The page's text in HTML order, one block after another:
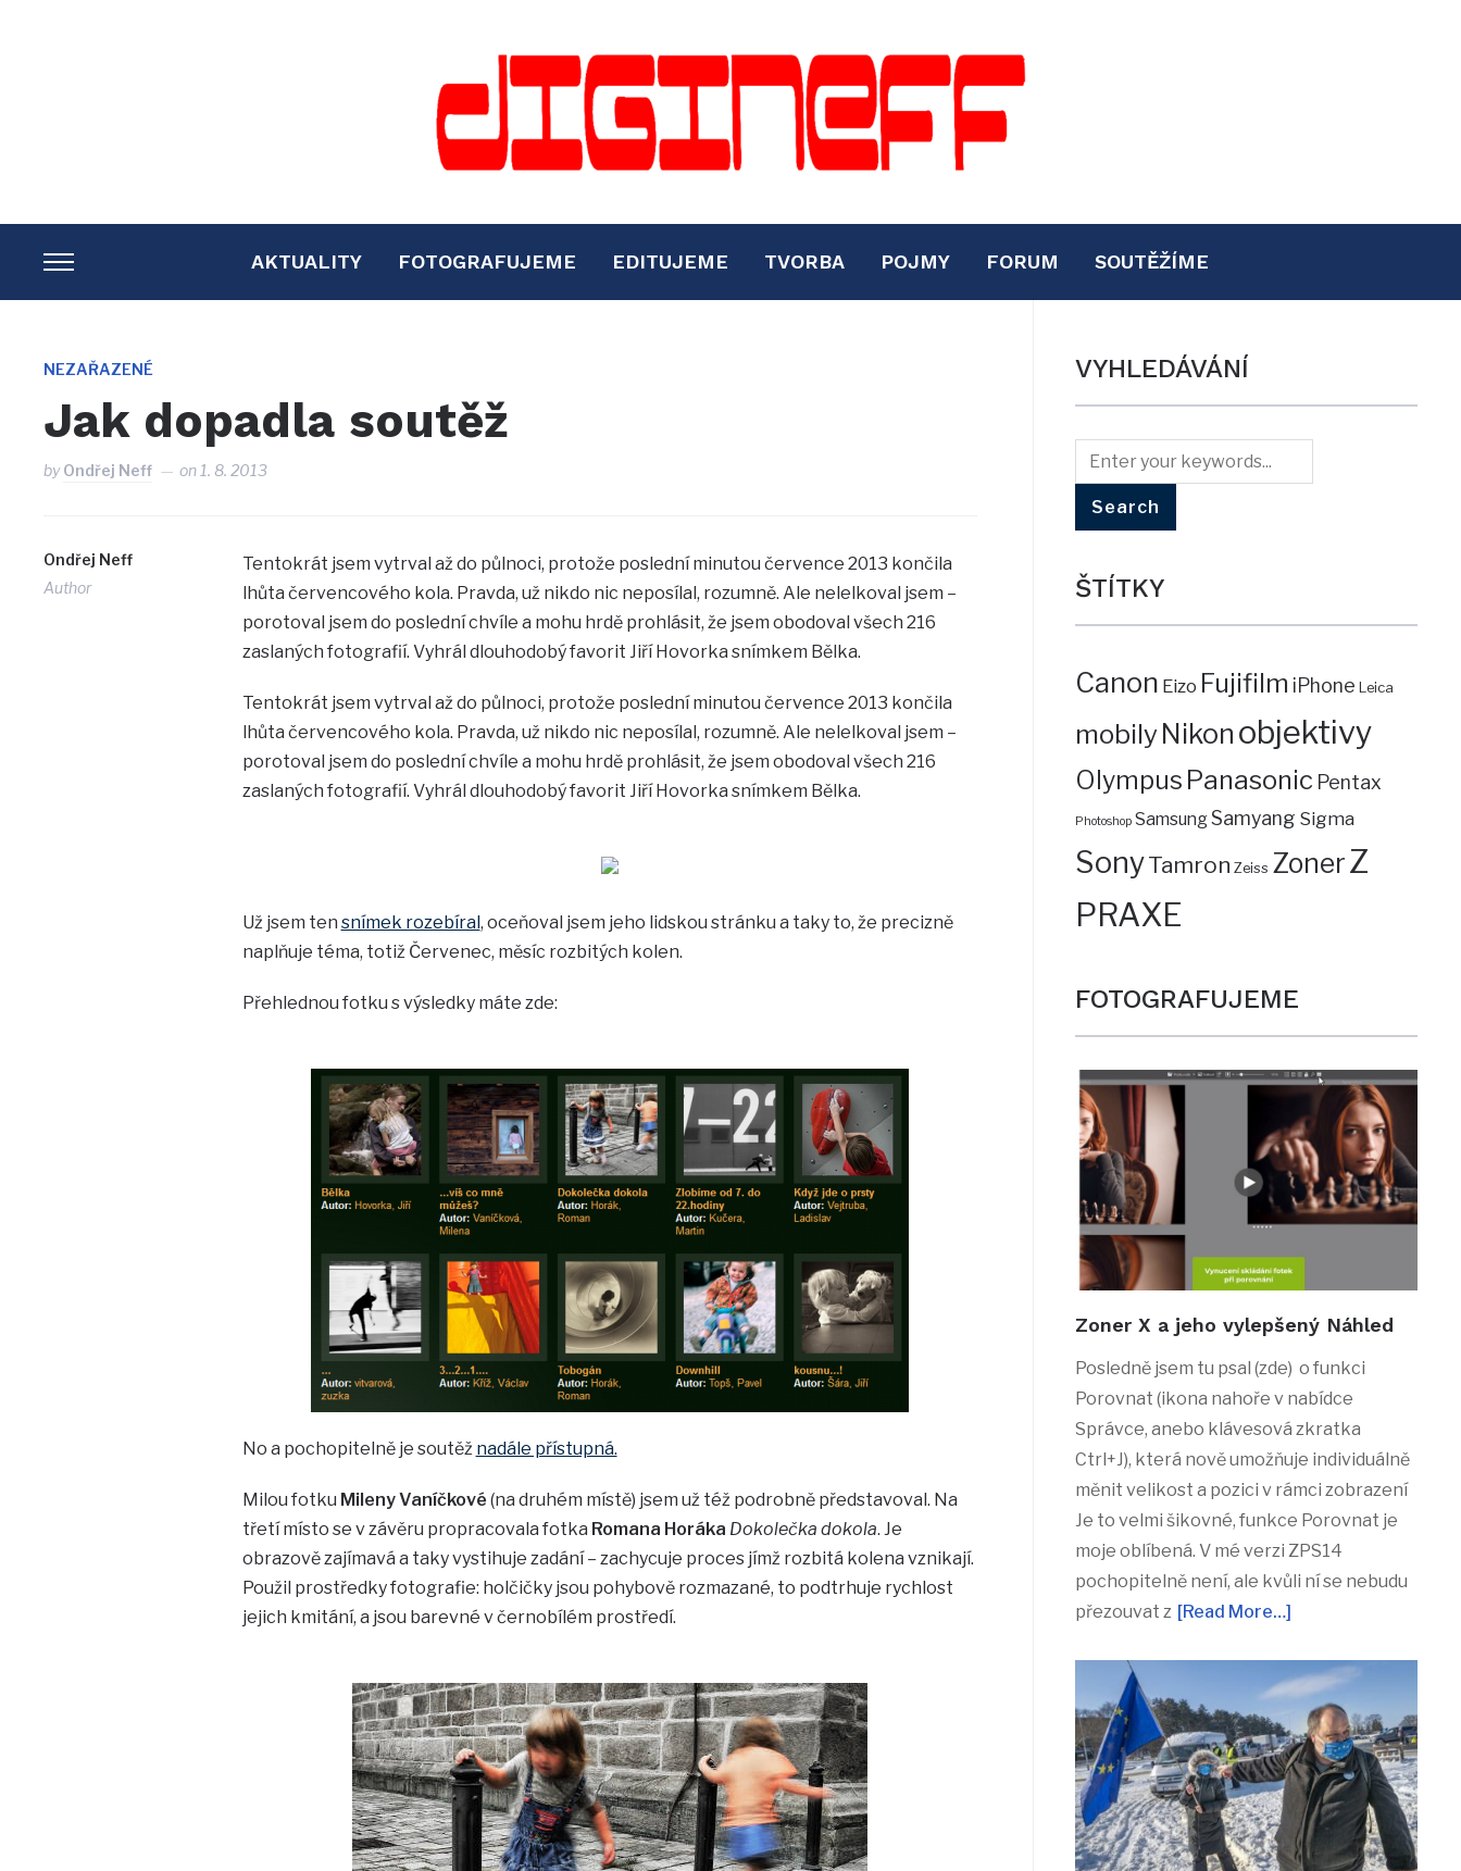
TOGGLE
SIDEBAR
NAVIGATION
AKTUALITY FOTOGRAFUJEME EDITUJEME TVORBA POJMY FORUM SOUTĚŽÍME
NEZAŘAZENÉ
Jak dopadla soutěž
byOndřej Neff on 1. 8. 2013
Ondřej Neff
Author
Tentokrát jsem vytrval až do půlnoci, protože poslední minutou července 2013 končila
lhůta červencového kola. Pravda, už nikdo nic neposílal, rozumně. Ale nelelkoval jsem –
porotoval jsem do poslední chvíle a mohu hrdě prohlásit, že jsem obodoval všech 216
zaslaných fotografií. Vyhrál dlouhodobý favorit Jiří Hovorka snímkem Bělka.
Tentokrát jsem vytrval až do půlnoci, protože poslední minutou července 2013 končila
lhůta červencového kola. Pravda, už nikdo nic neposílal, rozumně. Ale nelelkoval jsem –
porotoval jsem do poslední chvíle a mohu hrdě prohlásit, že jsem obodoval všech 216
zaslaných fotografií. Vyhrál dlouhodobý favorit Jiří Hovorka snímkem Bělka.
Už jsem ten snímek rozebíral, oceňoval jsem jeho lidskou stránku a taky to, že precizně
naplňuje téma, totiž Červenec, měsíc rozbitých kolen.
Přehlednou fotku s výsledky máte zde:
No a pochopitelně je soutěž nadále přístupná.
Milou fotku Mileny Vaníčkové (na druhém místě) jsem už též podrobně představoval. Na
třetí místo se v závěru propracovala fotka Romana Horáka Dokolečka dokola. Je
obrazově zajímavá a taky vystihuje zadání – zachycuje proces jímž rozbitá kolena vznikají.
Použil prostředky fotografie: holčičky jsou pohybově rozmazané, to podtrhuje rychlost
jejich kmitání, a jsou barevné v černobílém prostředí.
VYHLEDÁVÁNÍ
ŠTÍTKY
Canon Eizo Fujifilm iPhone Leica
mobilyNikon objektivy
Olympus Panasonic Pentax
Photoshop SamsungSamyang Sigma
SonyTamron Zeiss ZonerZ
PRAXE
FOTOGRAFUJEME
Zoner X a jeho vylepšený Náhled
Posledně jsem tu psal (zde) o funkci
Porovnat (ikona nahoře v nabídce
Správce, anebo klávesová zkratka
Ctrl+J), která nově umožňuje individuálně
měnit velikost a pozici v rámci zobrazení
Je to velmi šikovné, funkce Porovnat je
moje oblíbená. V mé verzi ZPS14
pochopitelně není, ale kvůli ní se nebudu
přezouvat z [Read More…]